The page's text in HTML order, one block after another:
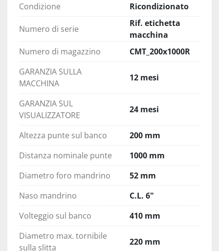
-  Fornitura e montaggio dosatori e ripartitori
impianto lubrificazione.
-  Fornitura e montaggio pompa manuale
lubrificazione carri.
-  Sostituzione cuscinetti motore mandrino.
-  Sostituzione pompa refrigerante.
-  Sostituzione gruppo frizione/freno
elettromagnetico, paraolio, cuscinetti, pattini
-  Sostituzione cuscinetti, paraolio, anelli tenuta
del gruppo norton.
-  Sostituzione pignone/cremagliera, cuscinetti,
paraolio gruppo grembiale.
-  Sostituzione cuscinetti, paraolio gruppo testa.
-  Allineamenti geometrie della macchina norme
SHLESSINGER.
-  Sostituzione barra e manicotti leva frizione.
-  Sostituzione barra comando avanzamenti.
-  Sostituzione raschiatori, targhe, impugnature
e pomoli, livelli olio, tappi olio e cinghie.
-  Raschiettatura, stuccatura con rifacimento
Condizione
Ricondizionato
Numero di serie
Rif. etichetta
macchina
Numero di magazzino
CMT_200x1000R
GARANZIA SULLA
MACCHINA
12 mesi
GARANZIA SUL
VISUALIZZATORE
24 mesi
Altezza punte sul banco
200 mm
Distanza nominale punte
1000 mm
Diametro foro mandrino
52 mm
Naso mandrino
C.L. 6"
Volteggio sul banco
410 mm
Diametro max. tornibile
sulla slitta
220 mm